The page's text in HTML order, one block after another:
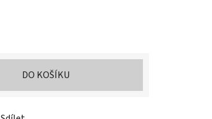
DO KOŠÍKU